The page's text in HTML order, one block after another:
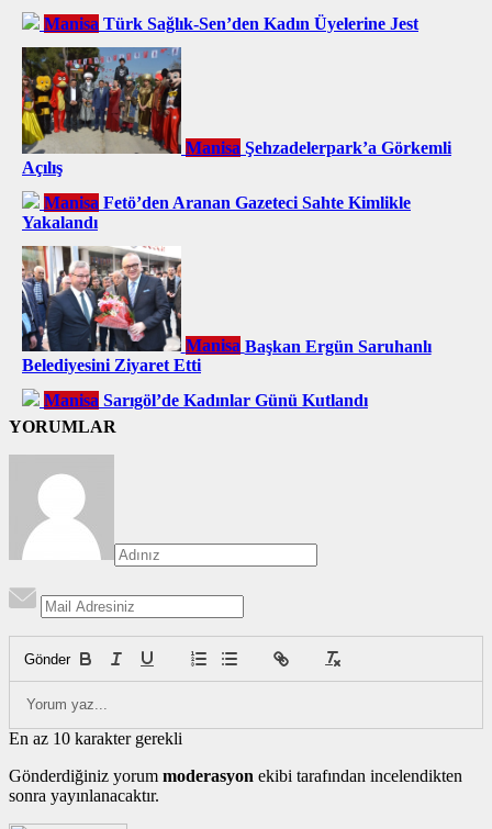
Manisa Türk Sağlık-Sen’den Kadın Üyelerine Jest
Manisa Şehzadelerpark’a Görkemli
Açılış
Manisa Fetö’den Aranan Gazeteci Sahte Kimlikle
Yakalandı
Manisa Başkan Ergün Saruhanlı
Belediyesini Ziyaret Etti
Manisa Sarıgöl’de Kadınlar Günü Kutlandı
YORUMLAR
Gönder
En az 10 karakter gerekli
Gönderdiğiniz yorum moderasyon ekibi tarafından incelendikten
sonra yayınlanacaktır.